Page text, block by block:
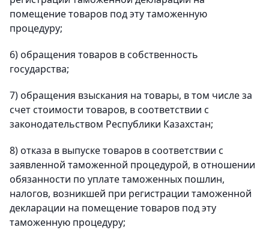
помещение товаров под эту таможенную
процедуру;
6) обращения товаров в собственность
государства;
7) обращения взыскания на товары, в том числе за
счет стоимости товаров, в соответствии с
законодательством Республики Казахстан;
8) отказа в выпуске товаров в соответствии с
заявленной таможенной процедурой, в отношении
обязанности по уплате таможенных пошлин,
налогов, возникшей при регистрации таможенной
декларации на помещение товаров под эту
таможенную процедуру;